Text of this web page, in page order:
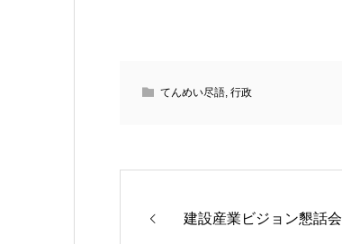
てんめい尽語, 行政
建設産業ビジョン懇話会